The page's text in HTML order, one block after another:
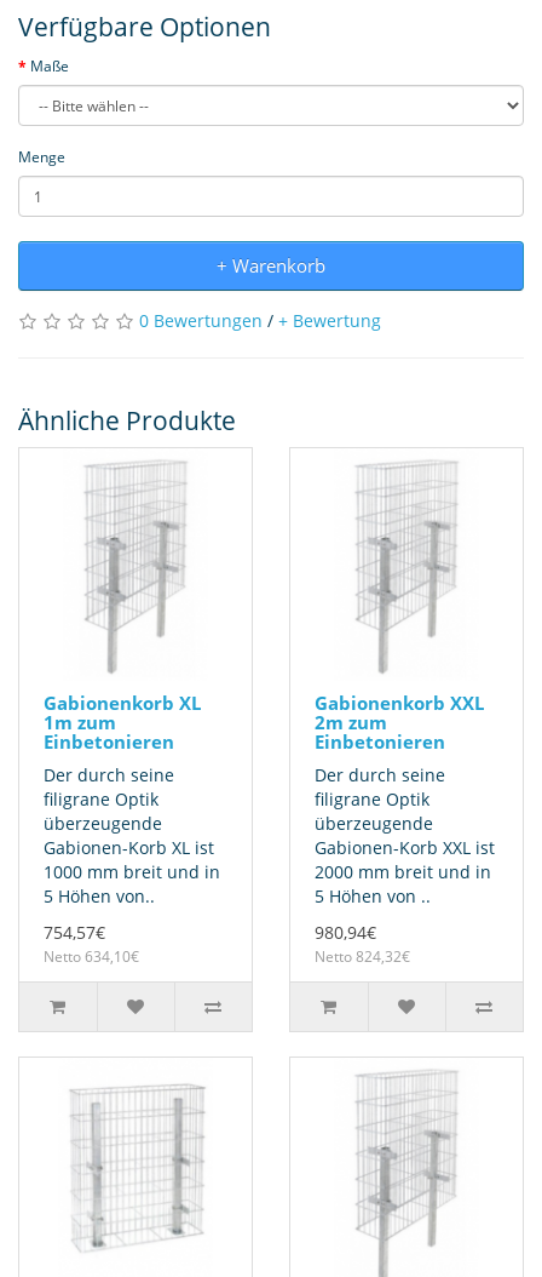
Verfügbare Optionen
Maße
Menge
+ Warenkorb
0 Bewertungen / + Bewertung
Ähnliche Produkte
Gabionenkorb XL
1m zum
Einbetonieren
Der durch seine
filigrane Optik
überzeugende
Gabionen-Korb XL ist
1000 mm breit und in
5 Höhen von..
754,57€
Netto 634,10€
Gabionenkorb XXL
2m zum
Einbetonieren
Der durch seine
filigrane Optik
überzeugende
Gabionen-Korb XXL ist
2000 mm breit und in
5 Höhen von ..
980,94€
Netto 824,32€